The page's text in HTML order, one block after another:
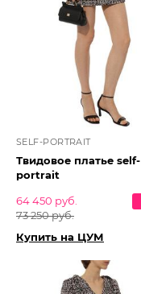
SELF-PORTRAIT
Твидовое платье self-
portrait
64 450 руб.
73 250 руб.
Купить на ЦУМ